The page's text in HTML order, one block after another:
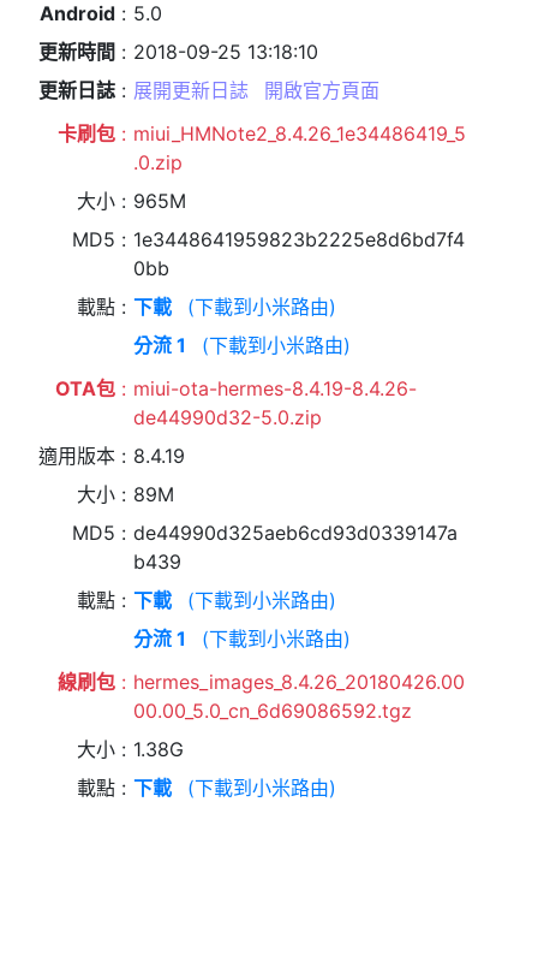
Android
5.0
更新時間
2018-09-25 13:18:10
更新日誌
展開更新日誌
開啟官方頁面
卡刷包
miui_HMNote2_8.4.26_1e34486419_5
.0.zip
大小
965M
MD5
1e3448641959823b2225e8d6bd7f4
0bb
載點
下載
(下載到小米路由)
分流 1
(下載到小米路由)
OTA包
miui-ota-hermes-8.4.19-8.4.26-
de44990d32-5.0.zip
適用版本
8.4.19
大小
89M
MD5
de44990d325aeb6cd93d0339147a
b439
載點
下載
(下載到小米路由)
分流 1
(下載到小米路由)
線刷包
hermes_images_8.4.26_20180426.00
00.00_5.0_cn_6d69086592.tgz
大小
1.38G
載點
下載 (下載到小米路由)